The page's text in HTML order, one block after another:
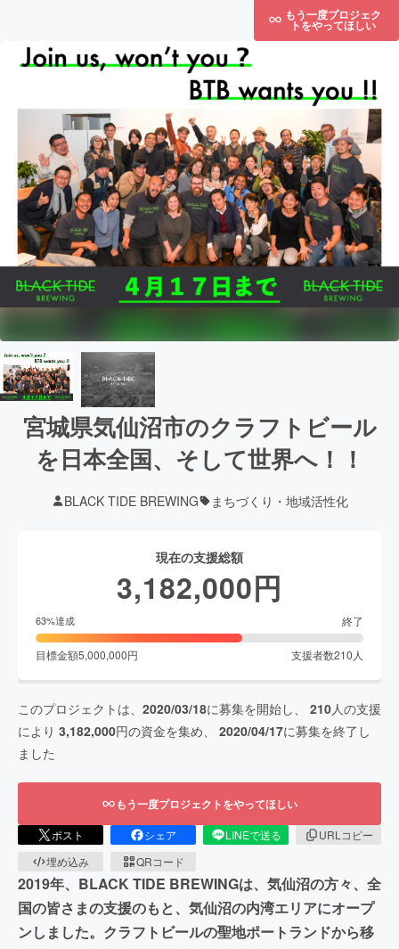
もう一度プロジェク
トをやってほしい
宮城県気仙沼市のクラフトビール
を日本全国、そして世界へ！！
BLACK TIDE BREWING まちづくり・地域活性化
現在の支援総額
3,182,000円
63%達成 終了
目標金額5,000,000円 支援者数210 人
このプロジェクトは、 2020/03/18に募集を開始し、 210人の支援
により 3,182,000円の資金を集め、 2020/04/17に募集を終了し
ました
もう一度プロジェクトをやってほしい
ポスト シェア LINEで送る
URLコピー
埋め込み
QRコード
2019年、BLACK TIDE BREWINGは、気仙沼の方々、全
国の皆さまの支援のもと、気仙沼の内湾エリアにオープ
ンしました。クラフトビールの聖地ポートランドから移